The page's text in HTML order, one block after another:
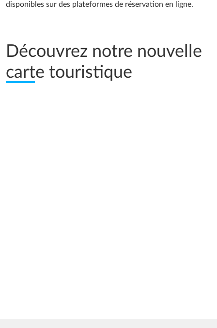
disponibles sur des plateformes de réservation en ligne.
Découvrez notre nouvelle
carte touristique